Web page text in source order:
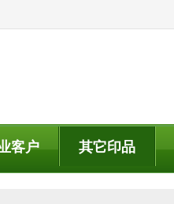
客户 其它印品